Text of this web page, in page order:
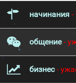
начинания -
общение-
бизнес-